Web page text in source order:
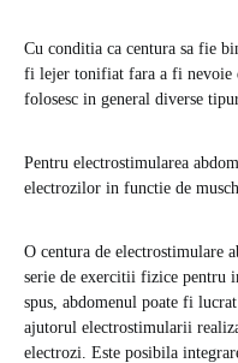
Cu conditia ca centura sa fie
fi lejer tonifiat fara a fi nevoie
folosesc in general diverse
Pentru electrostimularea
electrozilor in functie de
O centura de electrostimulare
serie de exercitii fizice pentru
spus, abdomenul poate fi
ajutorul electrostimularii
electrozi. Este posibila